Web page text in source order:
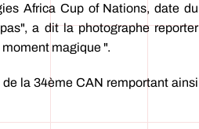
Africa Cup of Nations, date du
a dit la photographe reporter
magique ".
la 34ème CAN remportant ainsi